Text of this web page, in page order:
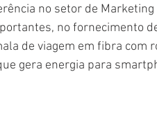
no setor de
no fornecimento
de viagem em fibra com
gera energia para